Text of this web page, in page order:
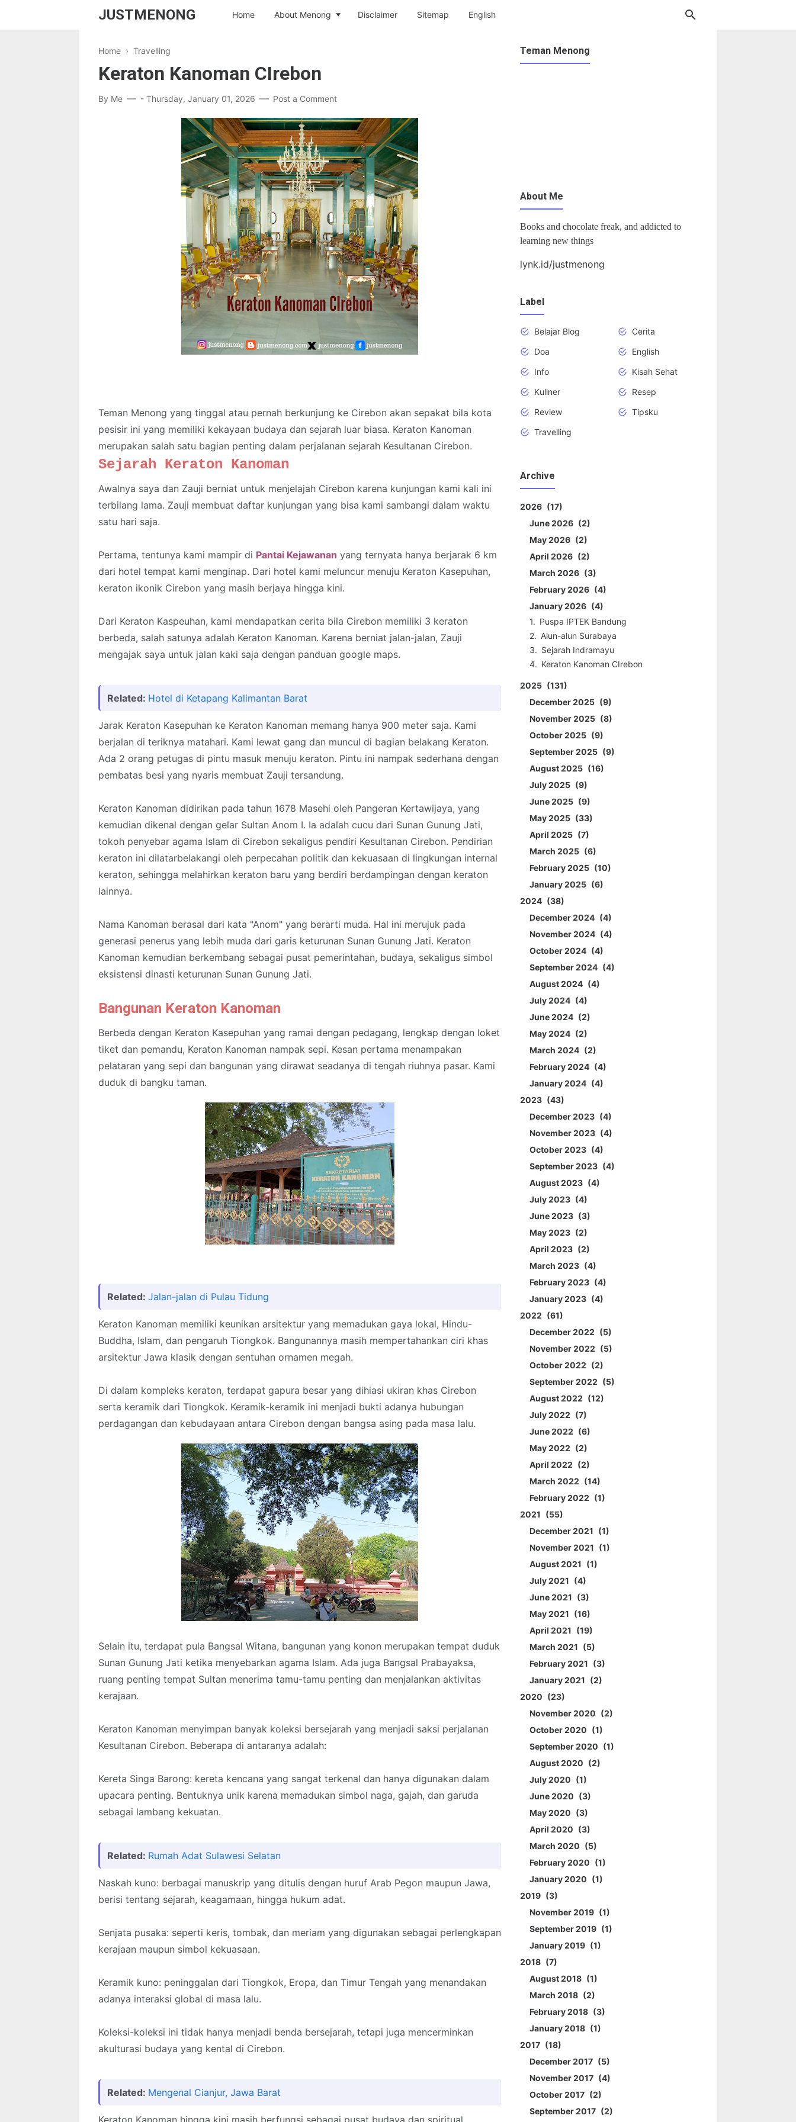
JUSTMENONG Home About Menong Disclaimer Sitemap English
Home › Travelling
Keraton Kanoman CIrebon
By Me - Thursday, January 01, 2026 Post a Comment
Teman Menong yang tinggal atau pernah berkunjung ke Cirebon akan sepakat bila kota
pesisir ini yang memiliki kekayaan budaya dan sejarah luar biasa. Keraton Kanoman
merupakan salah satu bagian penting dalam perjalanan sejarah Kesultanan Cirebon.
Sejarah Keraton Kanoman
Awalnya saya dan Zauji berniat untuk menjelajah Cirebon karena kunjungan kami kali ini
terbilang lama. Zauji membuat daftar kunjungan yang bisa kami sambangi dalam waktu
satu hari saja.
Pertama, tentunya kami mampir di Pantai Kejawanan yang ternyata hanya berjarak 6 km
dari hotel tempat kami menginap. Dari hotel kami meluncur menuju Keraton Kasepuhan,
keraton ikonik Cirebon yang masih berjaya hingga kini.
Dari Keraton Kaspeuhan, kami mendapatkan cerita bila Cirebon memiliki 3 keraton
berbeda, salah satunya adalah Keraton Kanoman. Karena berniat jalan-jalan, Zauji
mengajak saya untuk jalan kaki saja dengan panduan google maps.
Related: Hotel di Ketapang Kalimantan Barat
Jarak Keraton Kasepuhan ke Keraton Kanoman memang hanya 900 meter saja. Kami
berjalan di teriknya matahari. Kami lewat gang dan muncul di bagian belakang Keraton.
Ada 2 orang petugas di pintu masuk menuju keraton. Pintu ini nampak sederhana dengan
pembatas besi yang nyaris membuat Zauji tersandung.
Keraton Kanoman didirikan pada tahun 1678 Masehi oleh Pangeran Kertawijaya, yang
kemudian dikenal dengan gelar Sultan Anom I. Ia adalah cucu dari Sunan Gunung Jati,
tokoh penyebar agama Islam di Cirebon sekaligus pendiri Kesultanan Cirebon. Pendirian
keraton ini dilatarbelakangi oleh perpecahan politik dan kekuasaan di lingkungan internal
keraton, sehingga melahirkan keraton baru yang berdiri berdampingan dengan keraton
lainnya.
Nama Kanoman berasal dari kata "Anom" yang berarti muda. Hal ini merujuk pada
generasi penerus yang lebih muda dari garis keturunan Sunan Gunung Jati. Keraton
Kanoman kemudian berkembang sebagai pusat pemerintahan, budaya, sekaligus simbol
eksistensi dinasti keturunan Sunan Gunung Jati.
Bangunan Keraton Kanoman
Berbeda dengan Keraton Kasepuhan yang ramai dengan pedagang, lengkap dengan loket
tiket dan pemandu, Keraton Kanoman nampak sepi. Kesan pertama menampakan
pelataran yang sepi dan bangunan yang dirawat seadanya di tengah riuhnya pasar. Kami
duduk di bangku taman.
Related: Jalan-jalan di Pulau Tidung
Keraton Kanoman memiliki keunikan arsitektur yang memadukan gaya lokal, Hindu-
Buddha, Islam, dan pengaruh Tiongkok. Bangunannya masih mempertahankan ciri khas
arsitektur Jawa klasik dengan sentuhan ornamen megah.
Di dalam kompleks keraton, terdapat gapura besar yang dihiasi ukiran khas Cirebon
serta keramik dari Tiongkok. Keramik-keramik ini menjadi bukti adanya hubungan
perdagangan dan kebudayaan antara Cirebon dengan bangsa asing pada masa lalu.
Selain itu, terdapat pula Bangsal Witana, bangunan yang konon merupakan tempat duduk
Sunan Gunung Jati ketika menyebarkan agama Islam. Ada juga Bangsal Prabayaksa,
ruang penting tempat Sultan menerima tamu-tamu penting dan menjalankan aktivitas
kerajaan.
Keraton Kanoman menyimpan banyak koleksi bersejarah yang menjadi saksi perjalanan
Kesultanan Cirebon. Beberapa di antaranya adalah:
Kereta Singa Barong: kereta kencana yang sangat terkenal dan hanya digunakan dalam
upacara penting. Bentuknya unik karena memadukan simbol naga, gajah, dan garuda
sebagai lambang kekuatan.
Related: Rumah Adat Sulawesi Selatan
Naskah kuno: berbagai manuskrip yang ditulis dengan huruf Arab Pegon maupun Jawa,
berisi tentang sejarah, keagamaan, hingga hukum adat.
Senjata pusaka: seperti keris, tombak, dan meriam yang digunakan sebagai perlengkapan
kerajaan maupun simbol kekuasaan.
Keramik kuno: peninggalan dari Tiongkok, Eropa, dan Timur Tengah yang menandakan
adanya interaksi global di masa lalu.
Koleksi-koleksi ini tidak hanya menjadi benda bersejarah, tetapi juga mencerminkan
akulturasi budaya yang kental di Cirebon.
Related: Mengenal Cianjur, Jawa Barat
Keraton Kanoman hingga kini masih berfungsi sebagai pusat budaya dan spiritual
Teman Menong
About Me
Books and chocolate freak, and addicted to
learning new things
lynk.id/justmenong
Label
Belajar Blog
Cerita
Doa
English
Info
Kisah Sehat
Kuliner
Resep
Review
Tipsku
Travelling
Archive
2026
17
June 2026
2
May 2026
2
April 2026
2
March 2026
3
February 2026
4
January 2026
4
Puspa IPTEK Bandung
Alun-alun Surabaya
Sejarah Indramayu
Keraton Kanoman CIrebon
2025
131
December 2025
9
November 2025
8
October 2025
9
September 2025
9
August 2025
16
July 2025
9
June 2025
9
May 2025
33
April 2025
7
March 2025
6
February 2025
10
January 2025
6
2024
38
December 2024
4
November 2024
4
October 2024
4
September 2024
4
August 2024
4
July 2024
4
June 2024
2
May 2024
2
March 2024
2
February 2024
4
January 2024
4
2023
43
December 2023
4
November 2023
4
October 2023
4
September 2023
4
August 2023
4
July 2023
4
June 2023
3
May 2023
2
April 2023
2
March 2023
4
February 2023
4
January 2023
4
2022
61
December 2022
5
November 2022
5
October 2022
2
September 2022
5
August 2022
12
July 2022
7
June 2022
6
May 2022
2
April 2022
2
March 2022
14
February 2022
1
2021
55
December 2021
1
November 2021
1
August 2021
1
July 2021
4
June 2021
3
May 2021
16
April 2021
19
March 2021
5
February 2021
3
January 2021
2
2020
23
November 2020
2
October 2020
1
September 2020
1
August 2020
2
July 2020
1
June 2020
3
May 2020
3
April 2020
3
March 2020
5
February 2020
1
January 2020
1
2019
3
November 2019
1
September 2019
1
January 2019
1
2018
7
August 2018
1
March 2018
2
February 2018
3
January 2018
1
2017
18
December 2017
5
November 2017
4
October 2017
2
September 2017
2